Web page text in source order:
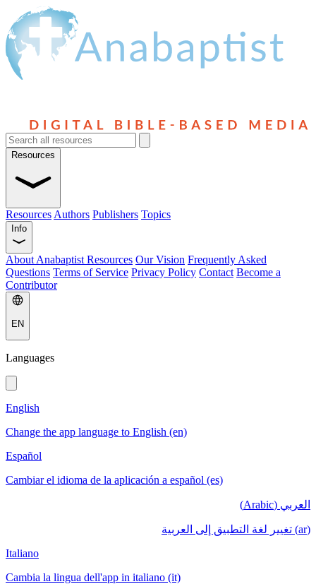
Resources
Resources Authors Publishers Topics
Info
About Anabaptist Resources Our Vision Frequently Asked
Questions Terms of Service Privacy Policy Contact Become a
Contributor
EN
Languages
English
Change the app language to English (en)
Español
Cambiar el idioma de la aplicación a español (es)
العربي (Arabic)
(ar) تغيير لغة التطبيق إلى العربية
Italiano
Cambia la lingua dell'app in italiano (it)